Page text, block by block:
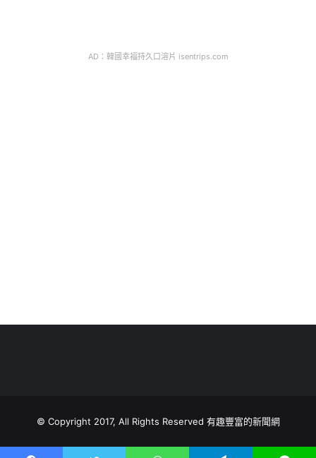
AD：韓國幸福持久口溶片 isentrips.com
© Copyright 2017, All Rights Reserved 有趣豐富的新聞網